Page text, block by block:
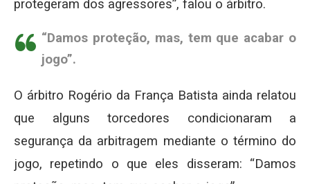
protegeram dos agressores”, falou o árbitro.
“Damos proteção, mas, tem que acabar o
jogo”.
O árbitro Rogério da França Batista ainda relatou
que alguns torcedores condicionaram a
segurança da arbitragem mediante o término do
jogo, repetindo o que eles disseram: “Damos